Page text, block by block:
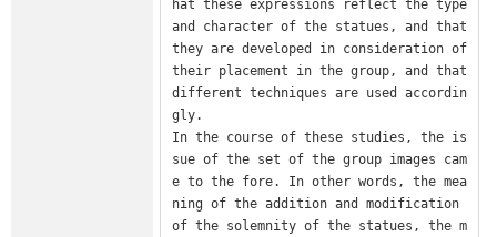
hat these expressions reflect the type
and character of the statues, and that
they are developed in consideration of
their placement in the group, and that
different techniques are used accordin
gly.
In the course of these studies, the is
sue of the set of the group images cam
e to the fore. In other words, the mea
ning of the addition and modification
of the solemnity of the statues, the m